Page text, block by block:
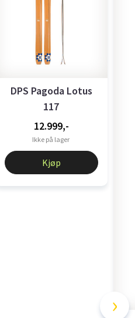
DPS Pagoda Lotus
117
12.999,-
Ikke på lager
Kjøp
›